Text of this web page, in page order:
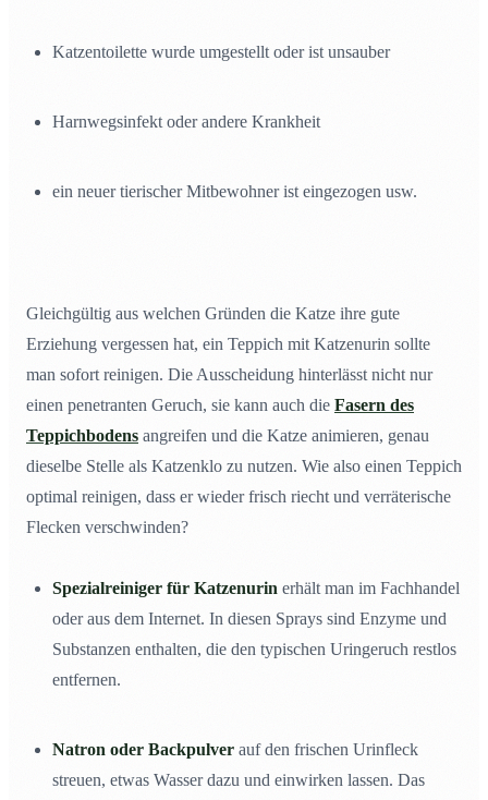
Katzentoilette wurde umgestellt oder ist unsauber
Harnwegsinfekt oder andere Krankheit
ein neuer tierischer Mitbewohner ist eingezogen usw.
Gleichgültig aus welchen Gründen die Katze ihre gute
Erziehung vergessen hat, ein Teppich mit Katzenurin sollte
man sofort reinigen. Die Ausscheidung hinterlässt nicht nur
einen penetranten Geruch, sie kann auch die Fasern des
Teppichbodens angreifen und die Katze animieren, genau
dieselbe Stelle als Katzenklo zu nutzen. Wie also einen Teppich
optimal reinigen, dass er wieder frisch riecht und verräterische
Flecken verschwinden?
Spezialreiniger für Katzenurin erhält man im Fachhandel
oder aus dem Internet. In diesen Sprays sind Enzyme und
Substanzen enthalten, die den typischen Uringeruch restlos
entfernen.
Natron oder Backpulver auf den frischen Urinfleck
streuen, etwas Wasser dazu und einwirken lassen. Das